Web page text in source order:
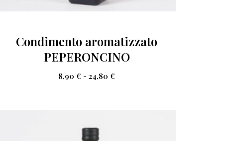
Condimento aromatizzato
PEPERONCINO
8,90 € - 24,80 €